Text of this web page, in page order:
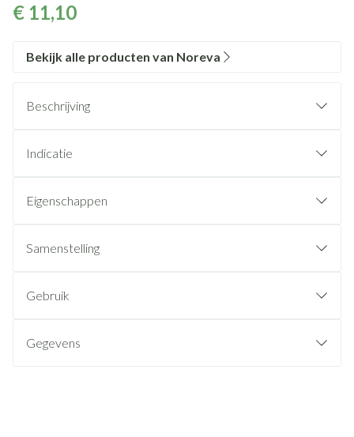
€ 11,10
Bekijk alle producten van Noreva
Beschrijving
Indicatie
Eigenschappen
Samenstelling
Gebruik
Gegevens